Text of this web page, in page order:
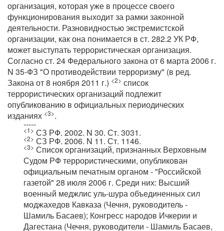
организация, которая уже в процессе своего
функционирования выходит за рамки законной
деятельности. Разновидностью экстремистской
организации, как она понимается в ст. 282.2 УК РФ,
может выступать террористическая организация.
Согласно ст. 24 Федерального закона от 6 марта 2006 г.
N 35-ФЗ "О противодействии терроризму" (в ред.
Закона от 8 ноября 2011 г.) <2> список
террористических организаций подлежит
опубликованию в официальных периодических
изданиях <3>.
-----
<1> СЗ РФ. 2002. N 30. Ст. 3031.
<2> СЗ РФ. 2006. N 11. Ст. 1146.
<3> Список организаций, признанных Верховным
Судом РФ террористическими, опубликован
официальным печатным органом - "Российской
газетой" 28 июля 2006 г. Среди них: Высший
военный меджлис уль-шура объединенных сил
моджахедов Кавказа (Чечня, руководитель -
Шамиль Басаев); Конгресс народов Ичкерии и
Дагестана (Чечня, руководители - Шамиль Басаев,